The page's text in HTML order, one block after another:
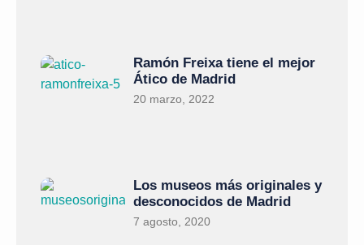
Ramón Freixa tiene el mejor
Ático de Madrid
20 marzo, 2022
Los museos más originales y
desconocidos de Madrid
7 agosto, 2020